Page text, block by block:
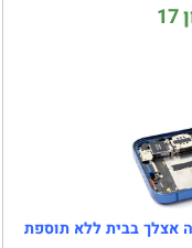
17התקנה אצלך בבית ללא תוספת